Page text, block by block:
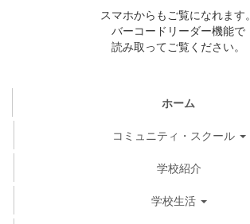
スマホからもご覧になれます。
バーコードリーダー機能で
読み取ってご覧ください。
ホーム
コミュニティ・スクール
学校紹介
学校生活